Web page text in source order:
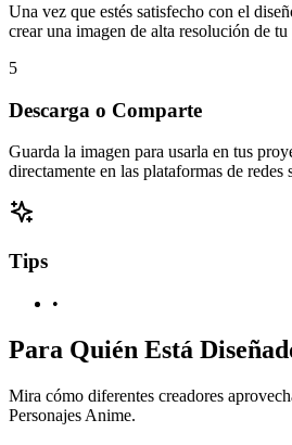
Una vez que estés satisfecho con el
crear una imagen de alta resolución de tu
5
Descarga o Comparte
Guarda la imagen para usarla en tus
directamente en las plataformas de redes
Tips
•
Para Quién Está
Mira cómo diferentes creadores
Personajes Anime.